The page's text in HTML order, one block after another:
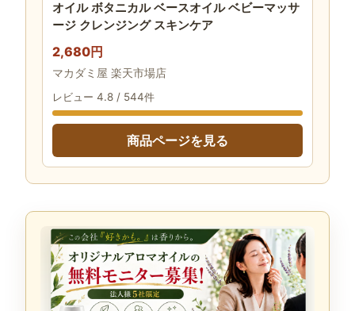
オイル ボタニカル ベースオイル ベビーマッサ
ージ クレンジング スキンケア
2,680円
マカダミ屋 楽天市場店
レビュー 4.8 / 544件
商品ページを見る